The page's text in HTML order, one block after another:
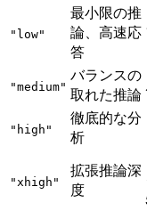
"low"
最小限の推
論、高速応
答
"medium"
バランスの
取れた推論
"high"
徹底的な分
析
"xhigh"
拡張推論深
度